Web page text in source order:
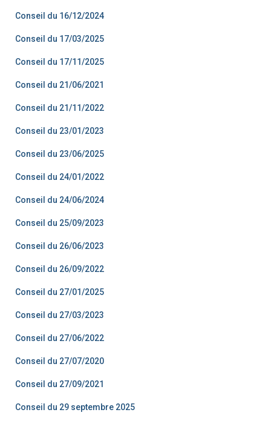
Conseil du 16/12/2024
Conseil du 17/03/2025
Conseil du 17/11/2025
Conseil du 21/06/2021
Conseil du 21/11/2022
Conseil du 23/01/2023
Conseil du 23/06/2025
Conseil du 24/01/2022
Conseil du 24/06/2024
Conseil du 25/09/2023
Conseil du 26/06/2023
Conseil du 26/09/2022
Conseil du 27/01/2025
Conseil du 27/03/2023
Conseil du 27/06/2022
Conseil du 27/07/2020
Conseil du 27/09/2021
Conseil du 29 septembre 2025